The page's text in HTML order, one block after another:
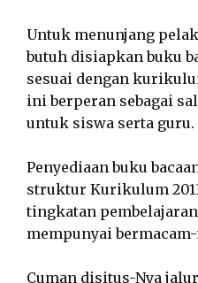
Untuk menunjang
butuh disiapkan buku
sesuai dengan
ini berperan sebagai
untuk siswa serta guru.
Penyediaan buku
struktur Kurikulum
tingkatan
mempunyai
Cuman disitus-Nya